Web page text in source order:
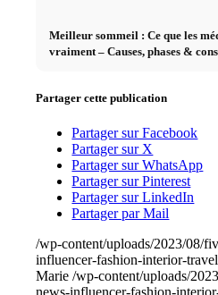
Meilleur sommeil : Ce que les
vraiment – Causes, phases &
Partager cette publication
Partager sur Facebook
Partager sur X
Partager sur WhatsApp
Partager sur Pinterest
Partager sur LinkedIn
Partager par Mail
/wp-content/uploads/2023/08/
influencer-fashion-interior-
Marie /wp-content/uploads/